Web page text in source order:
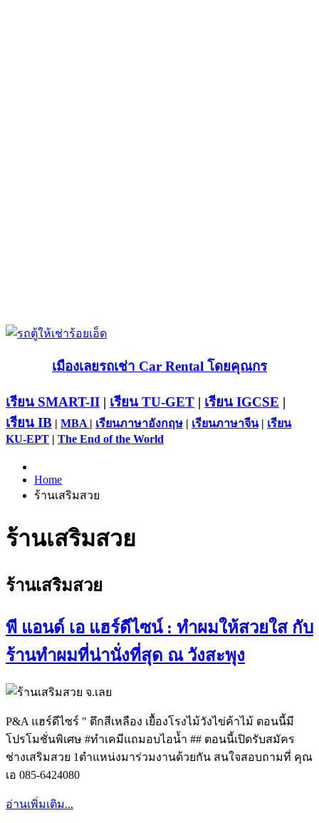
เมืองเลยรถเช่า Car Rental โดยคุณกร
เรียน SMART-II | เรียน TU-GET | เรียน IGCSE |
เรียน IB | MBA | เรียนภาษาอังกฤษ | เรียนภาษาจีน| เรียน
KU-EPT | The End of the World
Home
ร้านเสริมสวย
ร้านเสริมสวย
ร้านเสริมสวย
พี แอนด์ เอ แฮร์ดีไซน์ : ทำผมให้สวยใส กับ
ร้านทำผมที่น่านั่งที่สุด ณ วังสะพุง
P&A แฮร์ดีไซร์ " ตึกสีเหลือง เยื้องโรงไม้วังไข่ค้าไม้ ตอนนี้มี
โปรโมชั่นพิเศษ ‪#‎ทำเคมีแถมอบไอน้ำ‬ ## ตอนนี้เปิดรับสมัคร
ช่างเสริมสวย 1ตำแหน่งมาร่วมงานด้วยกัน สนใจสอบถามที่ คุณ
เอ 085-6424080
อ่านเพิ่มเติม...